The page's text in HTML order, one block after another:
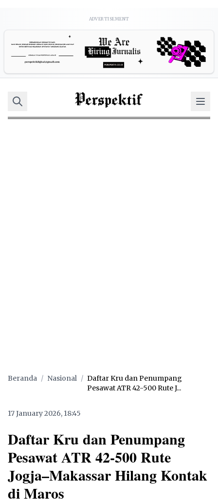
ADVERTISEMENT
Beranda / Nasional / Daftar Kru dan Penumpang
Pesawat ATR 42-500 Rute J...
17 January 2026, 18:45
Daftar Kru dan Penumpang
Pesawat ATR 42-500 Rute
Jogja–Makassar Hilang Kontak
di Maros